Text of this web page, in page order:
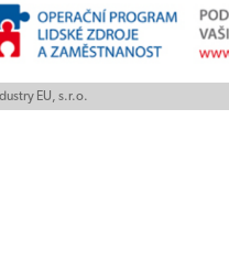
EU, s.r.o.